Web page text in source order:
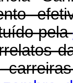
pela